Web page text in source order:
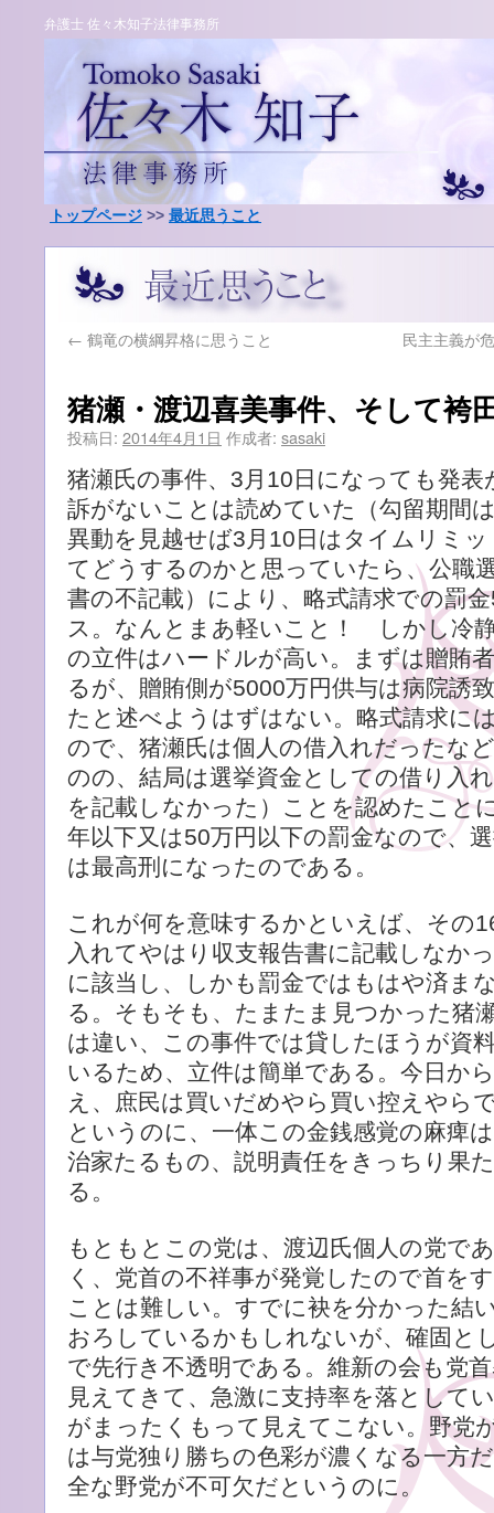
弁護士 佐々木知子法律事務所
トップページ >> 最近思うこと
← 鶴竜の横綱昇格に思うこと 民主主義が
猪瀬・渡辺喜美事件、そして袴
投稿日: 2014年4月1日 作成者: sasaki
猪瀬氏の事件、3月10日になっても発
訴がないことは読めていた（勾留期間
異動を見越せば3月10日はタイムリミ
てどうするのかと思っていたら、公職
書の不記載）により、略式請求での罰
ス。なんとまあ軽いこと！ しかし冷
の立件はハードルが高い。まずは贈賄
るが、贈賄側が5000万円供与は病院誘
たと述べようはずはない。略式請求に
ので、猪瀬氏は個人の借入れだったな
のの、結局は選挙資金としての借り入
を記載しなかった）ことを認めたこと
年以下又は50万円以下の罰金なので、
は最高刑になったのである。
これが何を意味するかといえば、その
入れてやはり収支報告書に記載しなか
に該当し、しかも罰金ではもはや済ま
る。そもそも、たまたま見つかった猪
は違い、この事件では貸したほうが資
いるため、立件は簡単である。今日か
え、庶民は買いだめやら買い控えやら
というのに、一体この金銭感覚の麻痺
治家たるもの、説明責任をきっちり果
る。
もともとこの党は、渡辺氏個人の党で
く、党首の不祥事が発覚したので首を
ことは難しい。すでに袂を分かった結
おろしているかもしれないが、確固と
で先行き不透明である。維新の会も党
見えてきて、急激に支持率を落として
がまったくもって見えてこない。野党
は与党独り勝ちの色彩が濃くなる一方
全な野党が不可欠だというのに。